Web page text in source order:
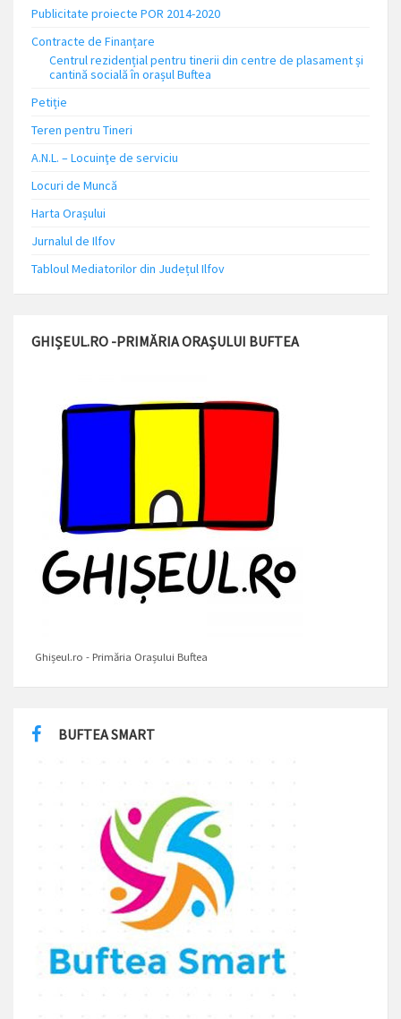
Publicitate proiecte POR 2014-2020
Contracte de Finanțare
Centrul rezidențial pentru tinerii din centre de plasament și
cantină socială în orașul Buftea
Petiție
Teren pentru Tineri
A.N.L. – Locuinţe de serviciu
Locuri de Muncă
Harta Orașului
Jurnalul de Ilfov
Tabloul Mediatorilor din Județul Ilfov
GHIȘEUL.RO -PRIMĂRIA ORAȘULUI BUFTEA
Ghișeul.ro - Primăria Orașului Buftea
BUFTEA SMART